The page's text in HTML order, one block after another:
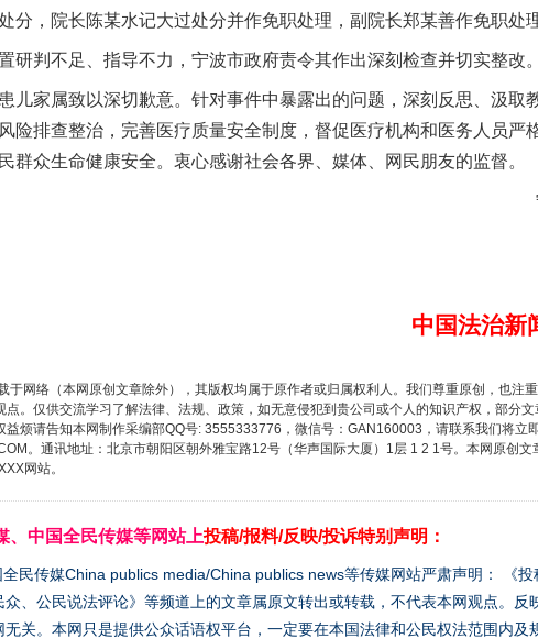
分，院长陈某水记大过处分并作免职处理，副院长郑某善作免职处理
判不足、指导不力，宁波市政府责令其作出深刻检查并切实整改。
家属致以深切歉意。针对事件中暴露出的问题，深刻反思、汲取
险排查整治，完善医疗质量安全制度，督促医疗机构和医务人员严
群众生命健康安全。衷心感谢社会各界、媒体、网民朋友的监督。
中国法治新
于网络（本网原创文章除外），其版权均属于原作者或归属权利人。我们尊重原创，也注
。仅供交流学习了解法律、法规、政策，如无意侵犯到贵公司或个人的知识产权，部分
烦请告知本网制作采编部QQ号: 3555333776，微信号：GAN160003，请联系我们将立
。通讯地址：北京市朝阳区朝外雅宝路12号（华声国际大厦）1层 1 2 1号。本网原创文
网站。
、中国全民传媒等网站上投稿/报料/反映/投诉特别声明：
民传媒China publics media/China publics news等传媒网站严肃声明： 《投
众、公民说法评论》等频道上的文章属原文转出或转载，不代表本网观点。反
关。本网只是提供公众话语权平台，一定要在本国法律和公民权法范围内及